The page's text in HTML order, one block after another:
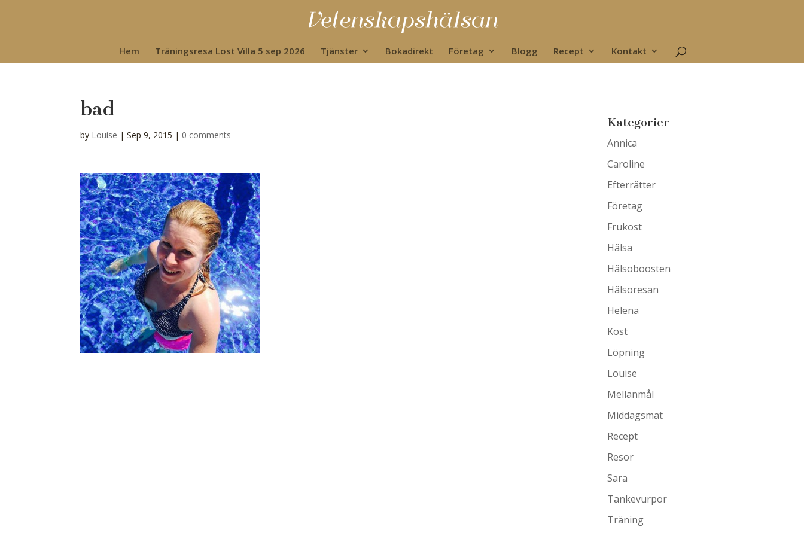
Hem Träningsresa Lost Villa 5 sep 2026 Tjänster Bokadirekt Företag Blogg Recept Kontakt
bad
by Louise |Sep 9, 2015 | 0 comments
Kategorier
Annica
Caroline
Efterrätter
Företag
Frukost
Hälsa
Hälsoboosten
Hälsoresan
Helena
Kost
Löpning
Louise
Mellanmål
Middagsmat
Recept
Resor
Sara
Tankevurpor
Träning